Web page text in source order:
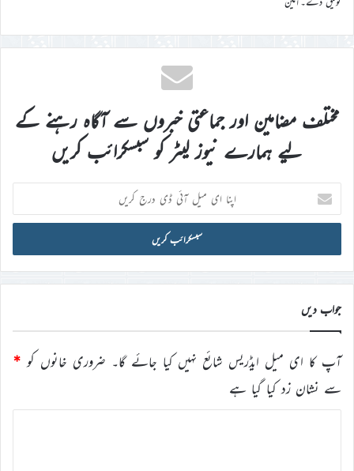
مختلف مضامین اور جماعتی خبروں سے آگاہ رہنے کے
لیے ہمارے نیوز لیٹر کو سبسکرائب کریں
اپنا
ای
میل
ڈی
درج
کریں
جواب دیں
آپ کا ای میل ایڈریس شائع نہیں کیا جائے گا۔ ضروری خانوں کو *
سے نشان زد کیا گیا ہے